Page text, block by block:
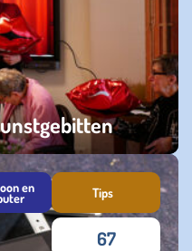
en Tips
67